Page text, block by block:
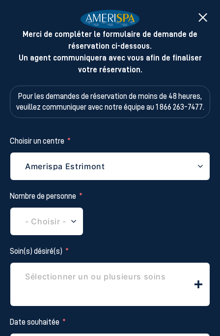
Merci de compléter le formulaire de demande de
réservation ci-dessous.
Un agent communiquera avec vous afin de finaliser
votre réservation.
Pour les demandes de réservation de moins de 48 heures,
veuillez communiquer avec notre équipe au 1 866 263-7477.
Choisir un centre
Nombre de personne
Soin(s) désiré(s)
Date souhaitée